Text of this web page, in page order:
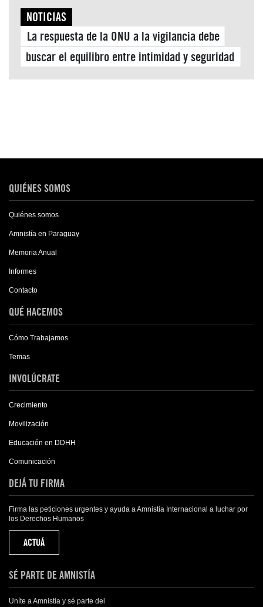
NOTICIAS
La respuesta de la ONU a la vigilancia debe
buscar el equilibro entre intimidad y seguridad
QUIÉNES SOMOS
Quiénes somos
Amnistía en Paraguay
Memoria Anual
Informes
Contacto
QUÉ HACEMOS
Cómo Trabajamos
Temas
INVOLÚCRATE
Crecimiento
Movilización
Educación en DDHH
Comunicación
DEJÁ TU FIRMA
Firma las peticiones urgentes y ayuda a Amnistía Internacional a luchar por
los Derechos Humanos
ACTUÁ
SÉ PARTE DE AMNISTÍA
Uníte a Amnistía y sé parte del